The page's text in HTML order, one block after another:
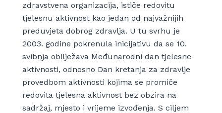
zdravstvena organizacija, ističe redovitu
tjelesnu aktivnost kao jedan od najvažnijih
preduvjeta dobrog zdravlja. U tu svrhu je
2003. godine pokrenula inicijativu da se 10.
svibnja obilježava Međunarodni dan tjelesne
aktivnosti, odnosno Dan kretanja za zdravlje
provedbom aktivnosti kojima se promiče
redovita tjelesna aktivnost bez obzira na
sadržaj, mjesto i vrijeme izvođenja. S ciljem